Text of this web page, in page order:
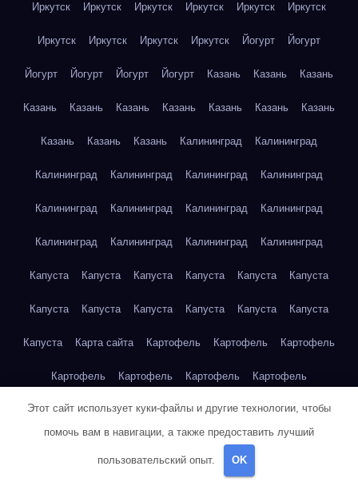
Иркутск Иркутск Иркутск Иркутск Иркутск Иркутск
Иркутск Иркутск Иркутск Иркутск Йогурт Йогурт
Йогурт Йогурт Йогурт Йогурт Казань Казань Казань
Казань Казань Казань Казань Казань Казань Казань
Казань Казань Казань Калининград Калининград
Калининград Калининград Калининград Калининград
Калининград Калининград Калининград Калининград
Калининград Калининград Калининград Калининград
Капуста Капуста Капуста Капуста Капуста Капуста
Капуста Капуста Капуста Капуста Капуста Капуста
Капуста Карта сайта Картофель Картофель Картофель
Картофель Картофель Картофель Картофель
Картофель Картофель Кейптаун Кейптаун Кейптаун
Кейптаун
Кейптаун
Этот сайт использует куки-файлы и другие технологии, чтобы
помочь вам в навигации, а также предоставить лучший
пользовательский опыт. OK